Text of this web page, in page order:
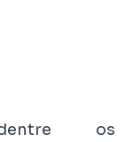
os